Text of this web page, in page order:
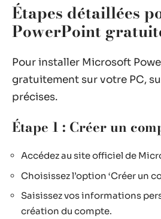
Étapes détaillées
PowerPoint
Pour installer Microsoft
gratuitement sur votre PC,
précises.
Étape 1 : Créer un
Accédez au site officiel de
Choisissez l’option ‘Créer un
Saisissez vos informations
création du compte.